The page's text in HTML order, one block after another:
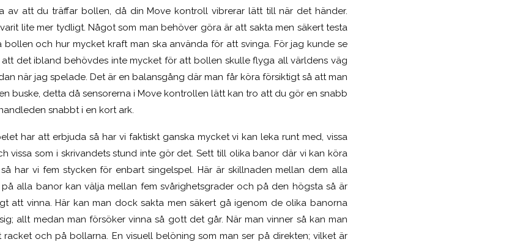
av att du träffar bollen, då din Move kontroll vibrerar lätt till när det händer.
lite mer tydligt. Något som man behöver göra är att sakta men säkert testa
bollen och hur mycket kraft man ska använda för att svinga. För jag kunde se
att det ibland behövdes inte mycket för att bollen skulle flyga all världens väg
när jag spelade. Det är en balansgång där man får köra försiktigt så att man
buske, detta då sensorerna i Move kontrollen lätt kan tro att du gör en snabb
snabbt i en kort ark.
har att erbjuda så har vi faktiskt ganska mycket vi kan leka runt med, vissa
vissa som i skrivandets stund inte gör det. Sett till olika banor där vi kan köra
har vi fem stycken för enbart singelspel. Här är skillnaden mellan dem alla
alla banor kan välja mellan fem svårighetsgrader och på den högsta så är
att vinna. Här kan man dock sakta men säkert gå igenom de olika banorna
allt medan man försöker vinna så gott det går. När man vinner så kan man
och på bollarna. En visuell belöning som man ser på direkten; vilket är